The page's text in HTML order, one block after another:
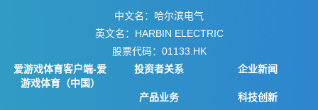
中文名：哈尔滨电气
英文名：HARBIN ELECTRIC
股票代码：01133.HK
爱游戏体育客户端-爱
游戏体育（中国）
投资者关系 企业新闻
产品业务 科技创新